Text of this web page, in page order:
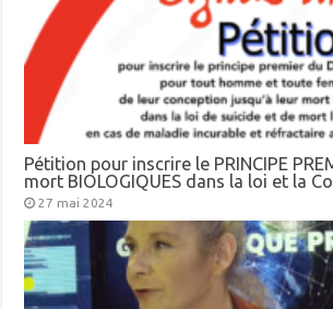
Pétition pour inscrire le PRINCIPE
mort BIOLOGIQUES dans la loi et la
27 mai 2024